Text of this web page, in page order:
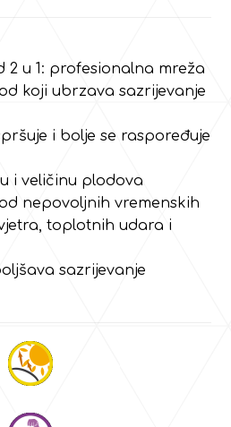
2 u 1: profesionalna mreža
koji ubrzava sazrijevanje
i bolje se raspoređuje
i veličinu plodova
nepovoljnih vremenskih
toplotnih udara i
sazrijevanje